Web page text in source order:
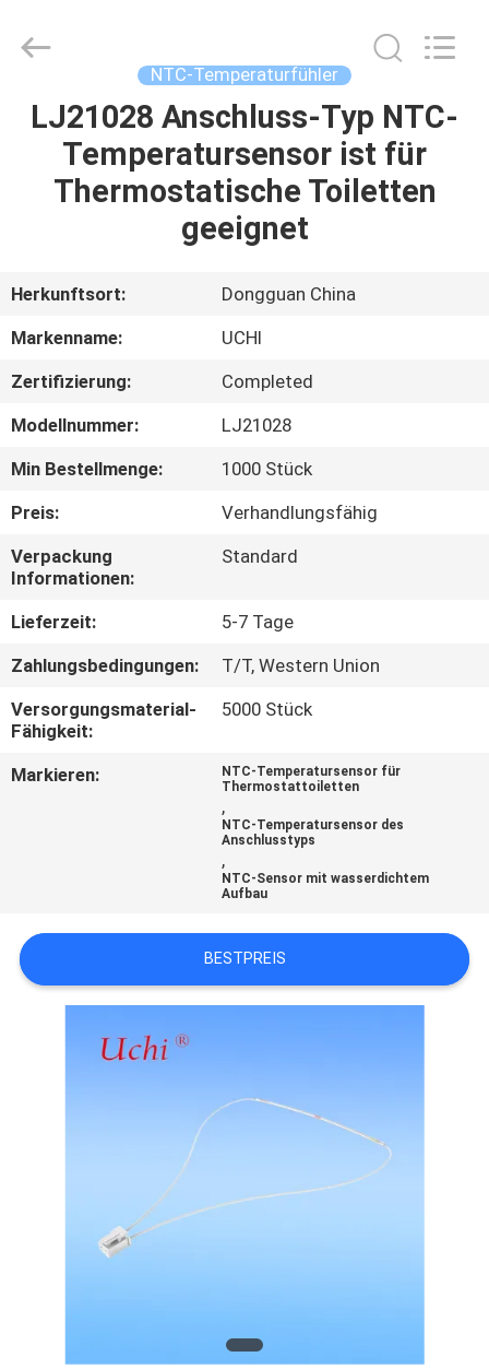
HAUS
PRODUKTE
SHOW
UNS
FABRIK-
AUSFLUG
QUALITÄTSKONTROLLE
SIE
MIT
FORDERN
SIE EIN
ZITAT
Co.,Ltd.
NTC-Temperaturfühler
LJ21028 Anschluss-Typ NTC-
Temperatursensor ist für
Thermostatische Toiletten
geeignet
Herkunftsort:
Dongguan China
Markenname:
UCHI
Zertifizierung:
Completed
Modellnummer:
LJ21028
Min Bestellmenge:
1000 Stück
Preis:
Verhandlungsfähig
Verpackung
Informationen:
Standard
Lieferzeit:
5-7 Tage
Zahlungsbedingungen:
T/T, Western Union
Versorgungsmaterial-
Fähigkeit:
5000 Stück
Markieren:
NTC-Temperatursensor für
Thermostattoiletten
,
NTC-Temperatursensor des
Anschlusstyps
,
NTC-Sensor mit wasserdichtem
Aufbau
BESTPREIS